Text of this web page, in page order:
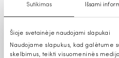
Sutikimas Išsami
Šioje svetainėje naudojami slapukai
Naudojame slapukus, kad galėtume
skelbimus, teikti visuomeninės